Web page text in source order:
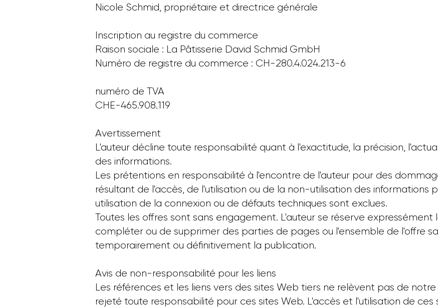
Nicole Schmid, propriétaire et directrice générale
Inscription au registre du commerce
Raison sociale : La Pâtisserie David Schmid GmbH
Numéro de registre du commerce : CH-280.4.024.213-6
numéro de TVA
CHE-465.908.119
Avertissement
L'auteur décline toute responsabilité quant à l'exactitude, la précision,
des informations.
Les prétentions en responsabilité à l'encontre de l'auteur pour des
résultant de l'accès, de l'utilisation ou de la non-utilisation des informations
utilisation de la connexion ou de défauts techniques sont exclues.
Toutes les offres sont sans engagement. L'auteur se réserve expressément
compléter ou de supprimer des parties de pages ou l'ensemble de l'offre
temporairement ou définitivement la publication.
Avis de non-responsabilité pour les liens
Les références et les liens vers des sites Web tiers ne relèvent pas de
rejeté toute responsabilité pour ces sites Web. L'accès et l'utilisation de ces